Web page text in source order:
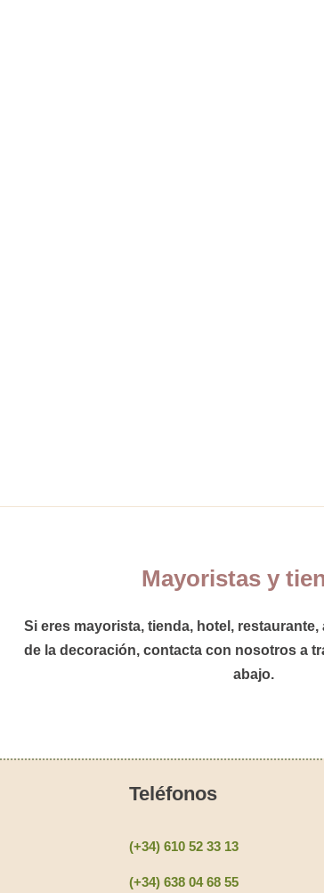
Mayoristas y
Si eres mayorista, tienda, hotel , restaurante,
de la decoración, contacta con nosotros a
abajo.
Teléfonos
(+34) 610 52 33 13
(+34) 638 04 68 55